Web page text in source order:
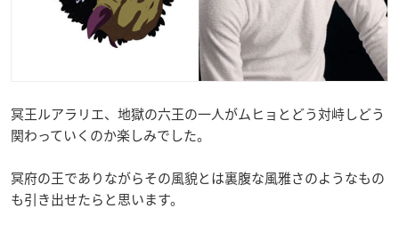
冥王ルアラリエ、地獄の六王の一人がムヒョとどう対峙しどう
関わっていくのか楽しみでした。
冥府の王でありながらその風貌とは裏腹な風雅さのようなもの
も引き出せたらと思います。